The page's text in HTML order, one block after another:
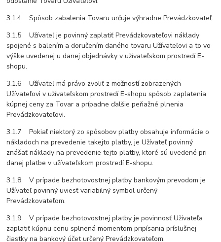
3.1.4 Spôsob zabalenia Tovaru určuje výhradne Prevádzkovateľ.
3.1.5 Užívateľ je povinný zaplatiť Prevádzkovateľovi náklady
spojené s balením a doručením daného tovaru Užívateľovi a to vo
výške uvedenej u danej objednávky v užívateľskom prostredí E-
shopu.
3.1.6 Užívateľ má právo zvoliť z možností zobrazených
Užívateľovi v užívateľskom prostredí E-shopu spôsob zaplatenia
kúpnej ceny za Tovar a prípadne ďalšie peňažné plnenia
Prevádzkovateľovi.
3.1.7 Pokiaľ niektorý zo spôsobov platby obsahuje informácie o
nákladoch na prevedenie takejto platby, je Užívateľ povinný
znášať náklady na prevedenie tejto platby, ktoré sú uvedené pri
danej platbe v užívateľskom prostredí E-shopu.
3.1.8 V prípade bezhotovostnej platby bankovým prevodom je
Užívateľ povinný uviesť variabilný symbol určený
Prevádzkovateľom.
3.1.9 V prípade bezhotovostnej platby je povinnosť Užívateľa
zaplatiť kúpnu cenu splnená momentom pripísania príslušnej
čiastky na bankový účet určený Prevádzkovateľom.